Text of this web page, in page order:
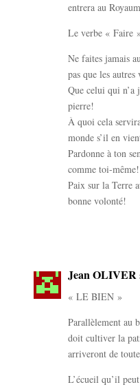
entrera au
Le verbe « Faire
Ne faites jamais
pas que les autres
Que celui qui n’a
pierre!
À quoi cela
monde s’il en
Pardonne à ton
comme toi-même!
Paix sur la Terre
bonne volonté!
Jean OLIVER
« LE BIEN »
Parallèlement au
doit cultiver la
arriveront de
L’écueil qu’il